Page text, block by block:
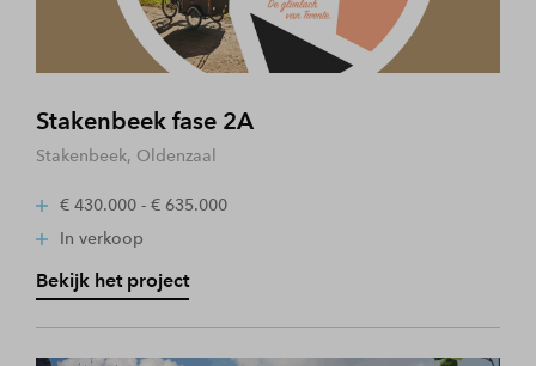
Stakenbeek fase 2A
Stakenbeek, Oldenzaal
€ 430.000 - € 635.000
In verkoop
Bekijk het project